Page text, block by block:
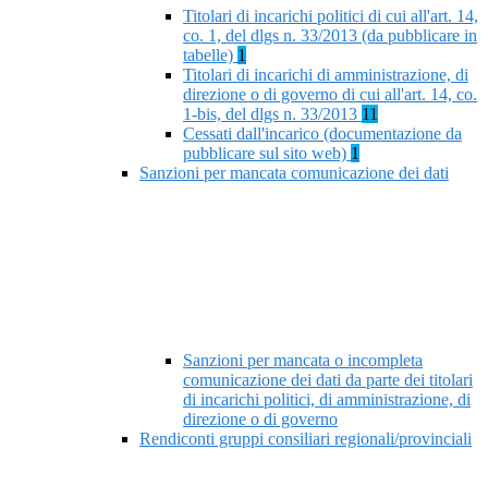
Titolari di incarichi politici di cui all'art. 14,
co. 1, del dlgs n. 33/2013 (da pubblicare in
tabelle) 1
Titolari di incarichi di amministrazione, di
direzione o di governo di cui all'art. 14, co.
1-bis, del dlgs n. 33/2013 11
Cessati dall'incarico (documentazione da
pubblicare sul sito web) 1
Sanzioni per mancata comunicazione dei dati
Sanzioni per mancata o incompleta
comunicazione dei dati da parte dei titolari
di incarichi politici, di amministrazione, di
direzione o di governo
Rendiconti gruppi consiliari regionali/provinciali